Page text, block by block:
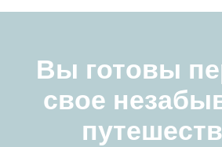
Вы готовы
свое